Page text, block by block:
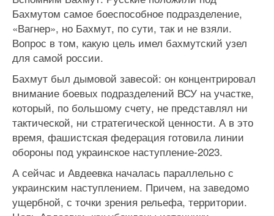
Бахмутом самое боеспособное подразделение,
«Вагнер», но Бахмут, по сути, так и не взяли.
Вопрос в том, какую цель имел бахмутский узел
для самой россии.
Бахмут был дымовой завесой: он концентрировал
внимание боевых подразделений ВСУ на участке,
который, по большому счету, не представлял ни
тактической, ни стратегической ценности. А в это
время, фашистская федерация готовила линии
обороны под украинское наступление-2023.
А сейчас и Авдеевка началась параллельно с
украинским наступлением. Причем, на заведомо
ущербной, с точки зрения рельефа, территории.